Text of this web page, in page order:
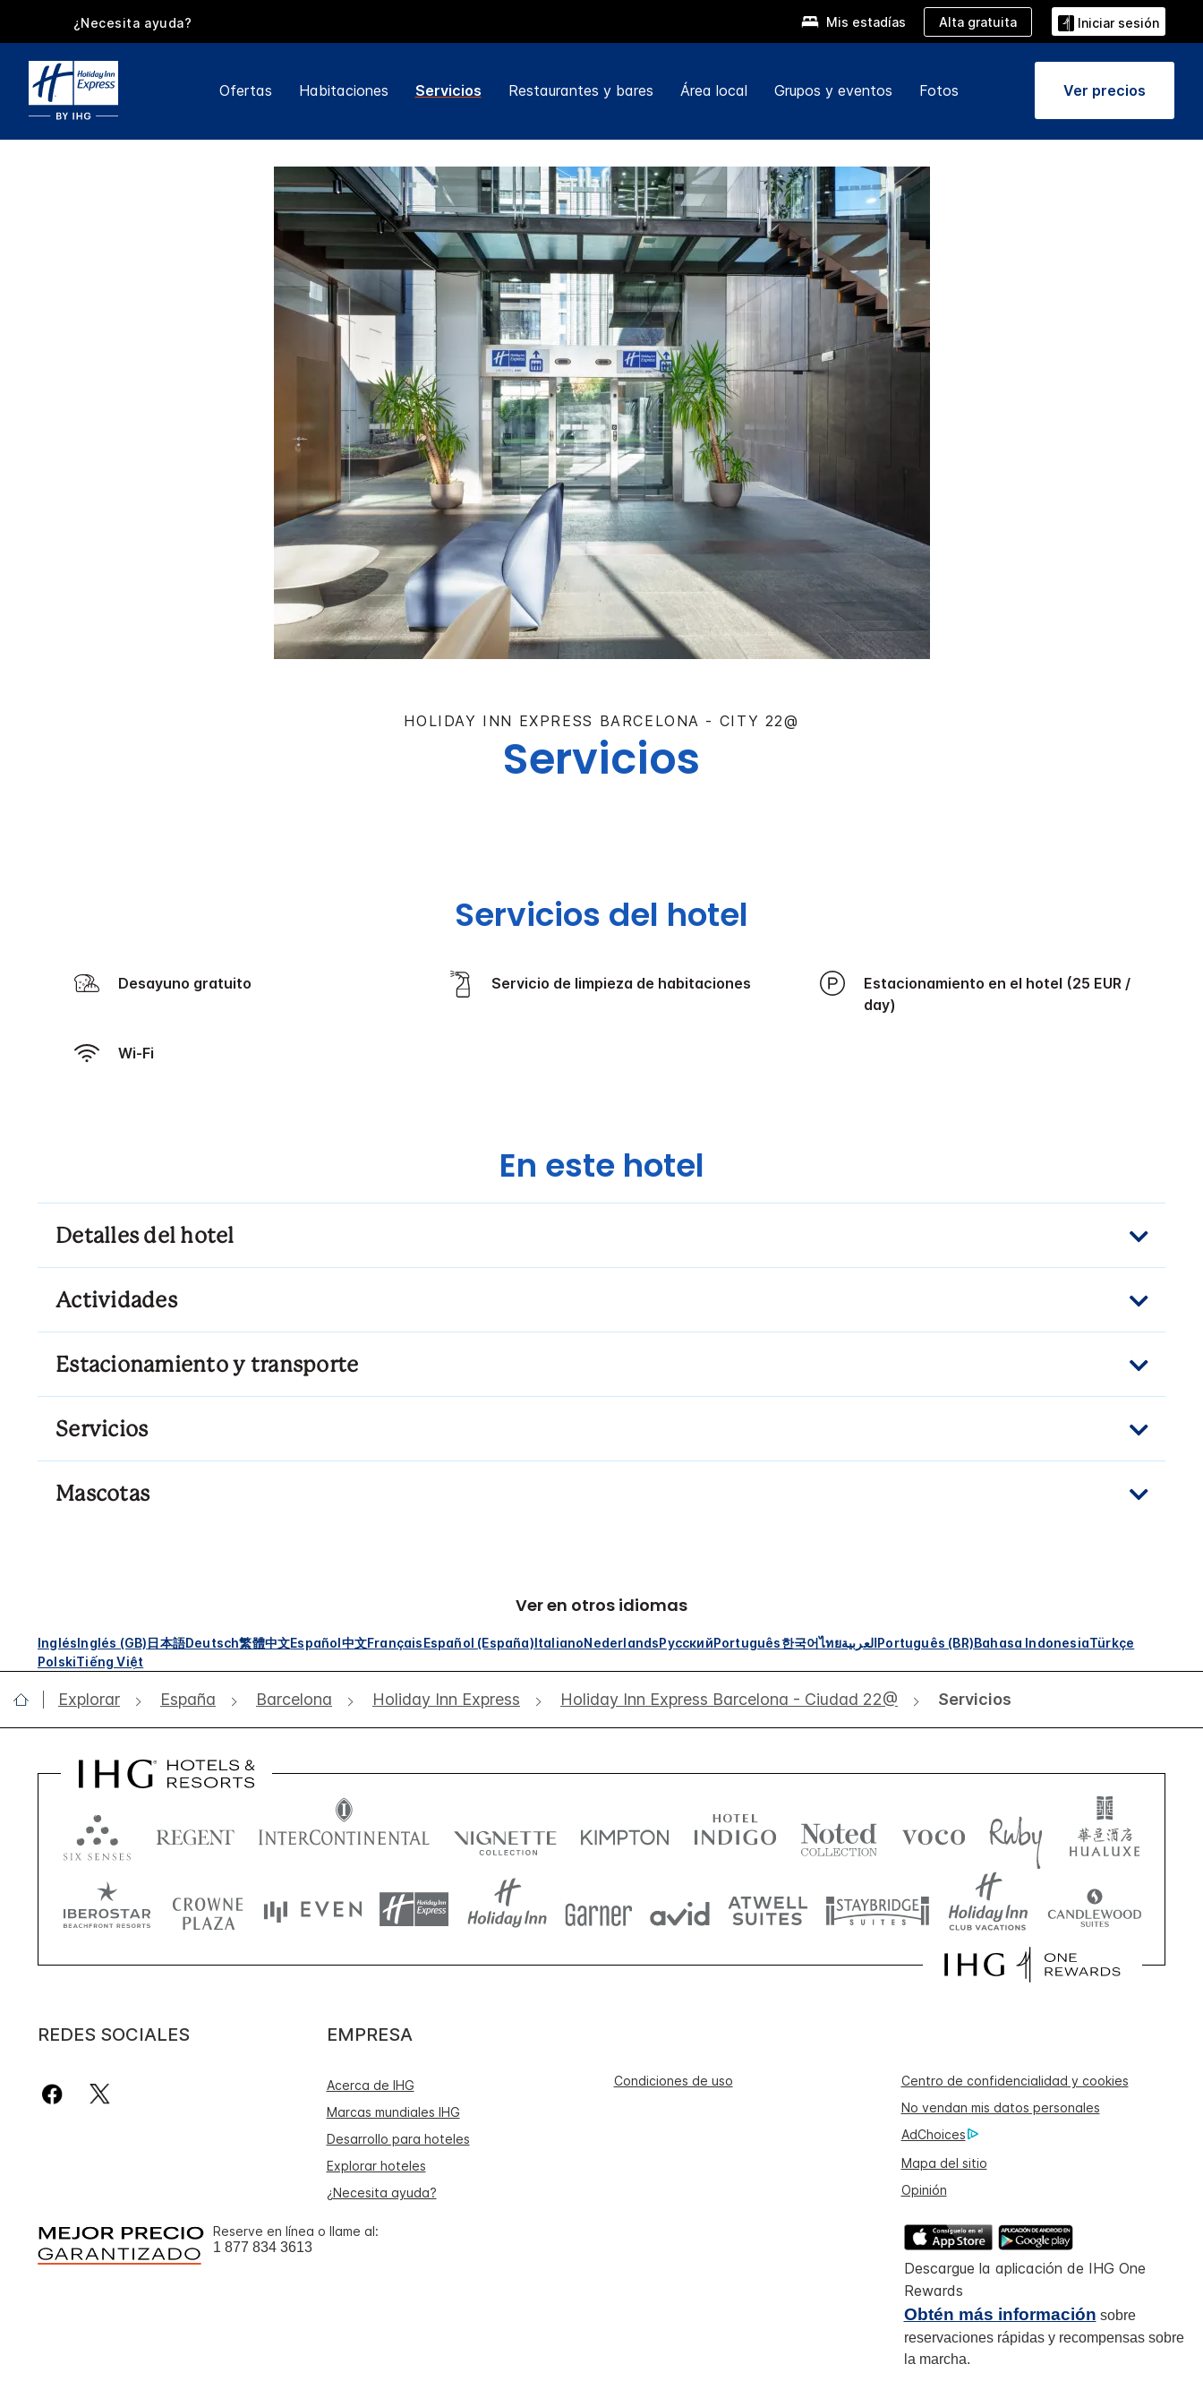
¿Necesita ayuda? Mis estadías Alta gratuita Iniciar sesión
Ofertas Habitaciones Servicios Restaurantes y bares Área local Grupos y eventos Fotos Ver precios
HOLIDAY INN EXPRESS BARCELONA - CITY 22@
Servicios
Servicios del hotel
Desayuno gratuito Servicio de limpieza de habitaciones
Estacionamiento en el hotel (25 EUR /
day)
Wi-Fi
En este hotel
Detalles del hotel
Actividades
Estacionamiento y transporte
Servicios
Mascotas
Ver en otros idiomas
InglésInglés (GB)日本語Deutsch繁體中文Español中文FrançaisEspañol (España)ItalianoNederlandsРусскийPortuguês한국어ไทยالعربيةPortuguês (BR)Bahasa IndonesiaTürkçe
PolskiTiếng Việt
Explorar España Barcelona Holiday Inn Express Holiday Inn Express Barcelona - Ciudad 22@ Servicios
REDES SOCIALES EMPRESA
Acerca de IHG
Marcas mundiales IHG
Desarrollo para hoteles
Explorar hoteles
¿Necesita ayuda?
Condiciones de uso
Centro de confidencialidad y cookies
No vendan mis datos personales
AdChoices
Mapa del sitio
Opinión
Reserve en línea o llame al:
1 877 834 3613
Descargue la aplicación de IHG One
Rewards
Obtén más información sobre
reservaciones rápidas y recompensas sobre
la marcha.